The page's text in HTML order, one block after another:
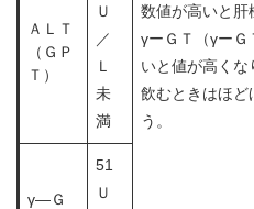
数値が高いと肝
γーＧＴ（γー
いと値が高くな
飲むときはほど
う。
ＡＬＴ
（ＧＰ
Ｔ）
Ｕ
／
Ｌ
未
満
γ―Ｇ
51
Ｕ